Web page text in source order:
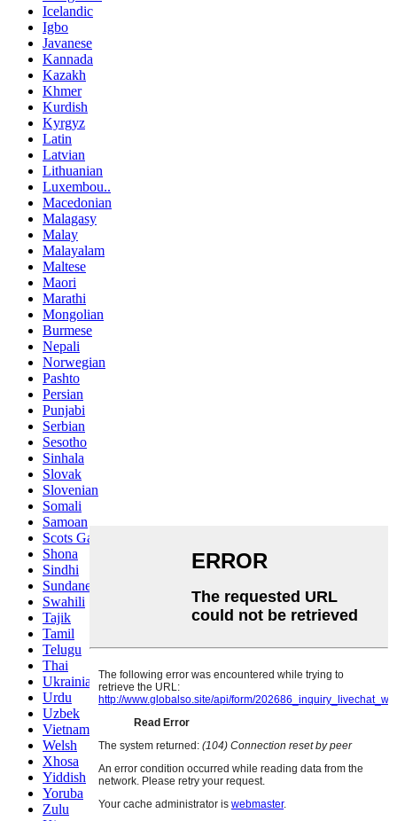
Icelandic
Igbo
Javanese
Kannada
Kazakh
Khmer
Kurdish
Kyrgyz
Latin
Latvian
Lithuanian
Luxembou..
Macedonian
Malagasy
Malay
Malayalam
Maltese
Maori
Marathi
Mongolian
Burmese
Nepali
Norwegian
Pashto
Persian
Punjabi
Serbian
Sesotho
Sinhala
Slovak
Slovenian
Somali
Samoan
Scots Gaelic
Shona
Sindhi
Sundanese
Swahili
Tajik
Tamil
Telugu
Thai
Ukrainian
Urdu
Uzbek
Vietnamese
Welsh
Xhosa
Yiddish
Yoruba
Zulu